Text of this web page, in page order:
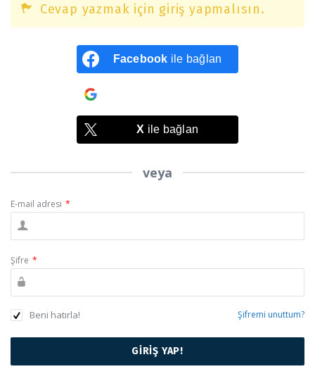
Cevap yazmak için giriş yapmalısın.
Facebook ile bağlan
X ile bağlan
veya
E-mail adresi *
Şifre *
Beni hatırla! Şifremi unuttum?